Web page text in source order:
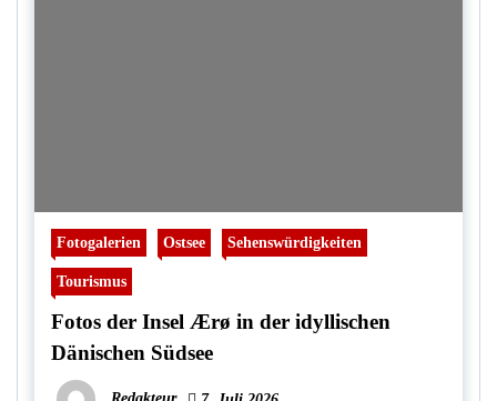
Fotogalerien Ostsee Sehenswürdigkeiten
Tourismus
Fotos der Insel Ærø in der idyllischen
Dänischen Südsee